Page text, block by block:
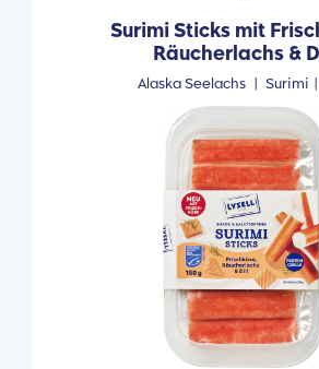
Surimi Sticks mit
Räucherlachs &
Alaska Seelachs Surimi |